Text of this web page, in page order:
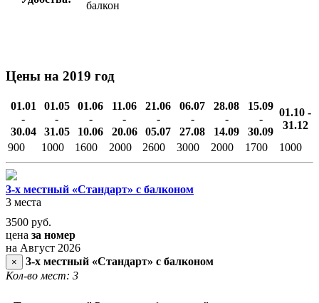
балкон
Цены на 2019 год
01.01
-
30.04
01.05
-
31.05
01.06
-
10.06
11.06
-
20.06
21.06
-
05.07
06.07
-
27.08
28.08
-
14.09
15.09
-
30.09
01.10 -
31.12
900
1000 1600 2000 2600 3000 2000 1700 1000
3-х местный «Стандарт» с балконом
3 места
3500 руб.
цена за номер
на Август 2026
×
3-х местный «Стандарт» с балконом
Кол-во мест: 3